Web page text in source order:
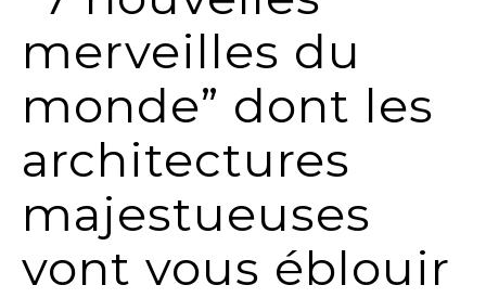
merveilles du
monde” dont les
architectures
majestueuses
vont vous éblouir